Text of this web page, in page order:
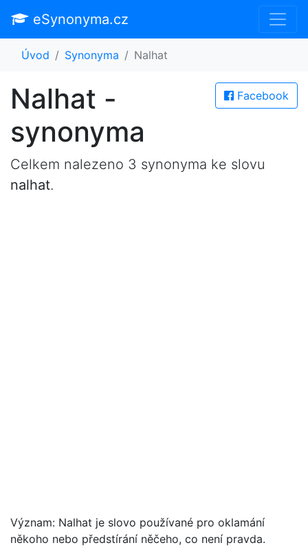
eSynonyma.cz
Úvod Synonyma Nalhat
Facebook
Nalhat -
synonyma
Celkem nalezeno 3 synonyma ke slovu
nalhat.
Význam: Nalhat je slovo používané pro oklamání
někoho nebo předstírání něčeho, co není pravda.